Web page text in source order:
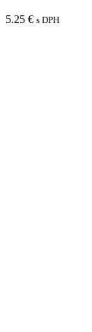
5.25 € s DPH